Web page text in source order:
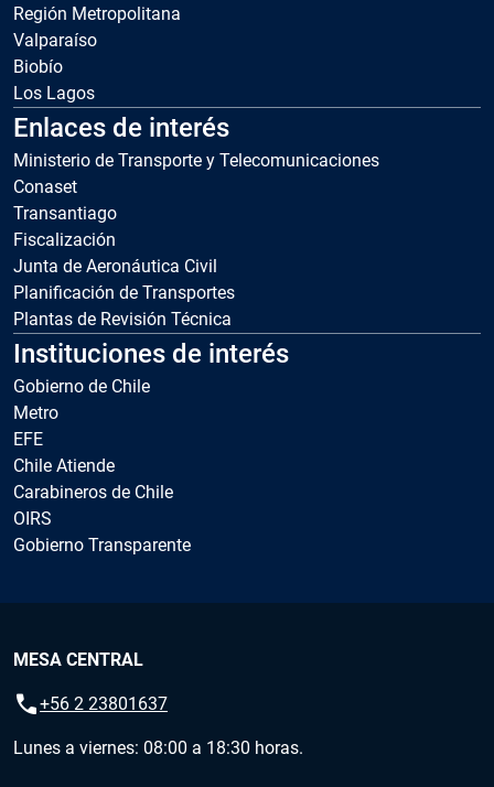
Región Metropolitana
Valparaíso
Biobío
Los Lagos
Enlaces de interés
Ministerio de Transporte y Telecomunicaciones
Conaset
Transantiago
Fiscalización
Junta de Aeronáutica Civil
Planificación de Transportes
Plantas de Revisión Técnica
Instituciones de interés
Gobierno de Chile
Metro
EFE
Chile Atiende
Carabineros de Chile
OIRS
Gobierno Transparente
MESA CENTRAL
call+56 2 23801637
Lunes a viernes: 08:00 a 18:30 horas.